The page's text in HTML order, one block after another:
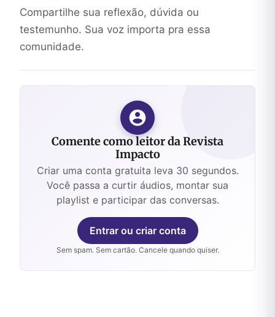
Compartilhe sua reflexão, dúvida ou
testemunho. Sua voz importa pra essa
comunidade.
Comente como leitor da Revista
Impacto
Criar uma conta gratuita leva 30 segundos.
Você passa a curtir áudios, montar sua
playlist e participar das conversas.
Entrar ou criar conta
Sem spam. Sem cartão. Cancele quando quiser.